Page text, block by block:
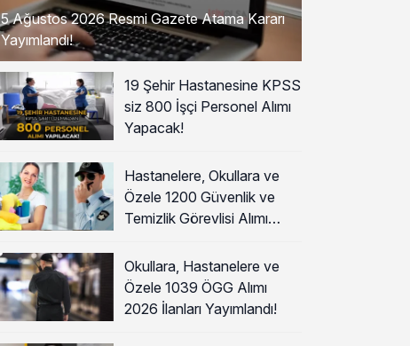
5 Ağustos 2026 Resmi Gazete Atama Kararı
Yayımlandı!
19 Şehir Hastanesine KPSS
siz 800 İşçi Personel Alımı
Yapacak!
Hastanelere, Okullara ve
Özele 1200 Güvenlik ve
Temizlik Görevlisi Alımı
Okullara, Hastanelere ve
Özele 1039 ÖGG Alımı
2026 İlanları Yayımlandı!